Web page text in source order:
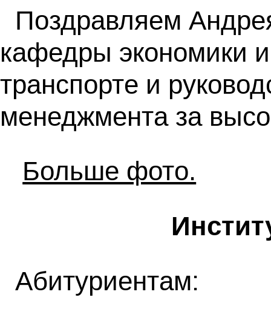
Поздравляем
кафедры экономики
транспорте и
менеджмента за
Больше фото.
Абитуриентам: